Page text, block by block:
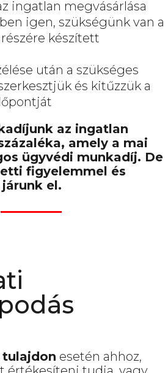
ingatlan megvásárlása
igen, szükségünk van a
készített
után a szükséges
és kitűzzük a
az ingatlan
amely a mai
ügyvédi munkadíj. De
figyelemmel és
el.
tulajdon esetén ahhoz,